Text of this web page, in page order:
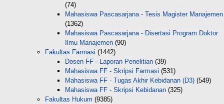
(74)
Mahasiswa Pascasarjana - Tesis Magister Manajemen
(1362)
Mahasiswa Pascasarjana - Disertasi Program Doktor
Ilmu Manajemen (90)
Fakultas Farmasi (1442)
Dosen FF - Laporan Penelitian (39)
Mahasiswa FF - Skripsi Farmasi (531)
Mahasiswa FF - Tugas Akhir Kebidanan (D3) (549)
Mahasiswa FF - Skripsi Kebidanan (325)
Fakultas Hukum (9385)